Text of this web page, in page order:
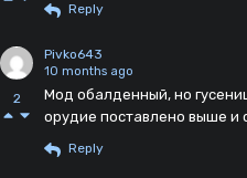
Reply
2
Pivko643
10 months ago
Мод обалденный, но
орудие поставлено выше и
Reply